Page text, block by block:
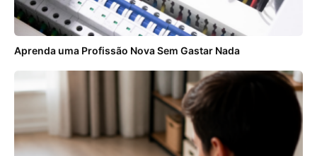
Aprenda uma Profissão Nova Sem Gastar Nada